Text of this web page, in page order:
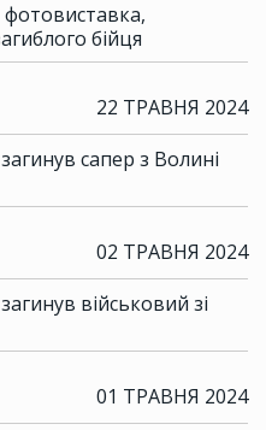
фотовиставка,
бійця
22 ТРАВНЯ 2024
сапер з Волині
02 ТРАВНЯ 2024
військовий зі
01 ТРАВНЯ 2024